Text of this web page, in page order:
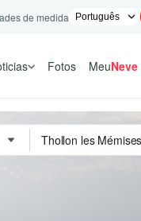
de medida
Fotos MeuNeve